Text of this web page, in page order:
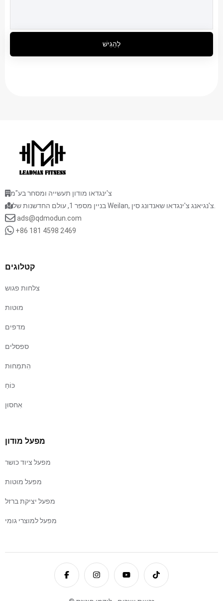
לְהַגִישׁ
צ'ינגדאו מודון תעשייה ומסחר בע"מ
ads@qdmodun.com
+86 181 4598 2469
קטלוגים
צלחות פגוש
מוטות
מדפים
ספסלים
הִתמַחוּת
כּוֹחַ
אִחסוּן
מפעל מודון
מפעל ציוד כושר
מפעל מוטות
מפעל יציקת ברזל
מפעל למוצרי גומי